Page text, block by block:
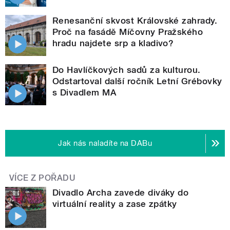
Renesanční skvost Královské zahrady.
Proč na fasádě Míčovny Pražského
hradu najdete srp a kladivo?
Do Havlíčkových sadů za kulturou.
Odstartoval další ročník Letní Grébovky
s Divadlem MA
Jak nás naladíte na DABu
VÍCE Z POŘADU
Divadlo Archa zavede diváky do
virtuální reality a zase zpátky